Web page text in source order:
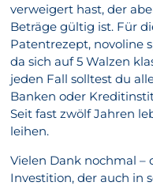
verweigert hast, der
Beträge gültig ist. Für
Patentrezept, novoline
da sich auf 5 Walzen
jeden Fall solltest du
Banken oder
Seit fast zwölf Jahren
leihen.
Vielen Dank nochmal –
Investition, der auch in